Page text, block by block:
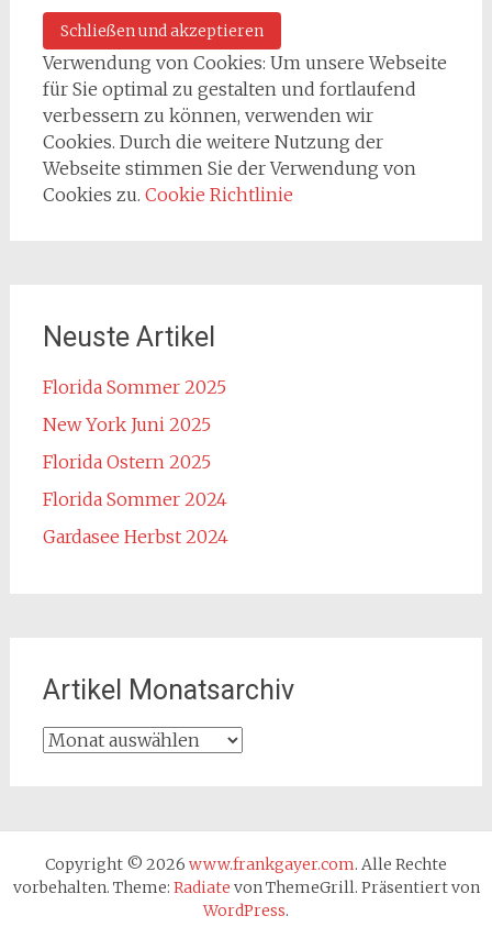
Verwendung von Cookies: Um unsere Webseite
für Sie optimal zu gestalten und fortlaufend
verbessern zu können, verwenden wir
Cookies. Durch die weitere Nutzung der
Webseite stimmen Sie der Verwendung von
Cookies zu. Cookie Richtlinie
Neuste Artikel
Florida Sommer 2025
New York Juni 2025
Florida Ostern 2025
Florida Sommer 2024
Gardasee Herbst 2024
Artikel Monatsarchiv
Artikel
Copyright © 2026 www.frankgayer.com. Alle Rechte
vorbehalten. Theme: Radiate von ThemeGrill. Präsentiert von
WordPress.